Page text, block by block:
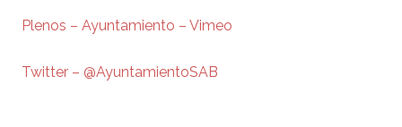
Plenos – Ayuntamiento – Vimeo
Twitter – @AyuntamientoSAB